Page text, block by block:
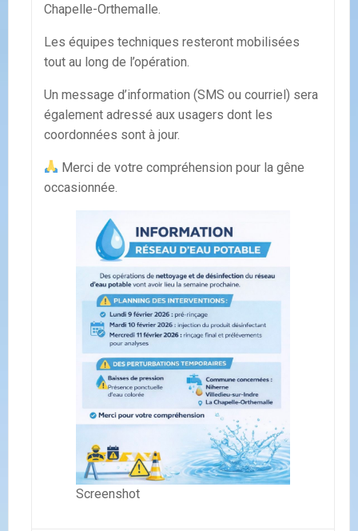
Chapelle-Orthemalle.
Les équipes techniques resteront mobilisées
tout au long de l’opération.
Un message d’information (SMS ou courriel) sera
également adressé aux usagers dont les
coordonnées sont à jour.
Merci de votre compréhension pour la gêne
occasionnée.
Screenshot